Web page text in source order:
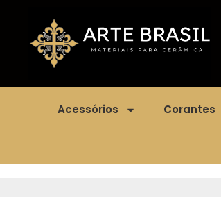
Acessórios Corantes